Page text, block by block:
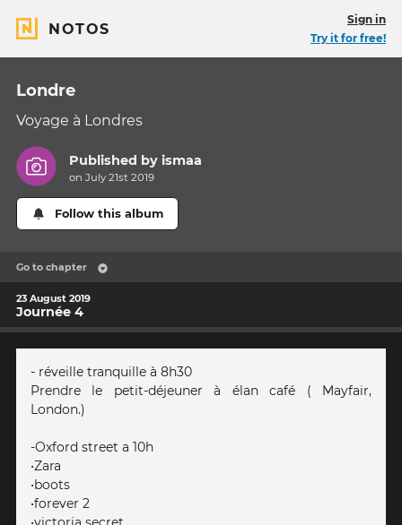
NOTOS
Sign in
Try it for free!
Londre
Voyage à Londres
Published byismaa
on July 21st 2019
Follow this album
Go to chapter
23 August 2019
Journée 4
- réveille tranquille à 8h30
Prendre le petit-déjeuner à élan café ( Mayfair,
London.)
-Oxford street a 10h
•Zara
•boots
•forever 2